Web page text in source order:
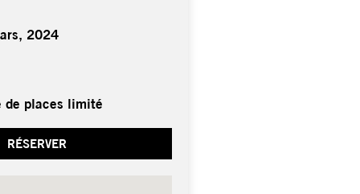
2024
de places limité
RÉSERVER